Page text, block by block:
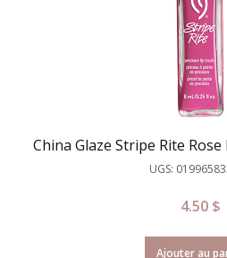
China Glaze Stripe Rite
UGS:
4.50 $
Ajouter au